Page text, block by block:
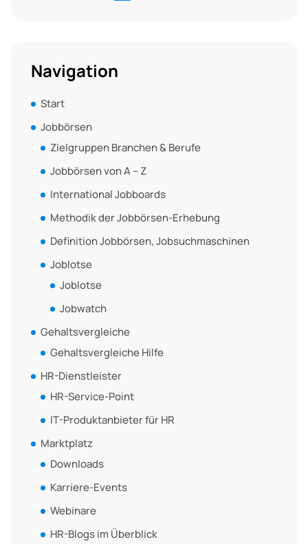
Navigation
Start
Jobbörsen
Zielgruppen Branchen & Berufe
Jobbörsen von A – Z
International Jobboards
Methodik der Jobbörsen-Erhebung
Definition Jobbörsen, Jobsuchmaschinen
Joblotse
Joblotse
Jobwatch
Gehaltsvergleiche
Gehaltsvergleiche Hilfe
HR-Dienstleister
HR-Service-Point
IT-Produktanbieter für HR
Marktplatz
Downloads
Karriere-Events
Webinare
HR-Blogs im Überblick